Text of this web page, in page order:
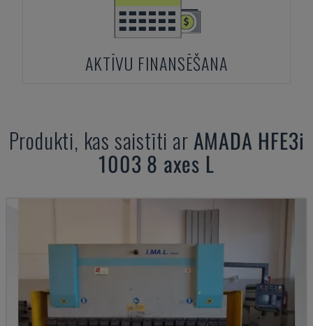
AKTĪVU FINANSĒŠANA
Produkti, kas saistīti arAMADA HFE3i
1003 8 axes L